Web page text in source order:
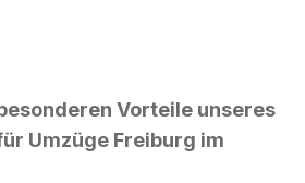
Vorteile unseres
Umzüge Freiburg im